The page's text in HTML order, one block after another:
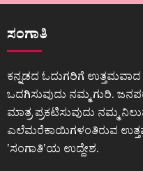
ಸಂಗಾತಿ
ಕನ್ನಡದ ಓದುಗರಿಗೆ ಉತ್ತಮವಾದ
ಒದಗಿಸುವುದು ನಮ್ಮ ಗುರಿ.
ಮಾತ್ರ ಪ್ರಕಟಿಸುವುದು ನಮ್ಮ
ಎಲೆಮರೆಕಾಯಿಗಳಂತಿರುವ
ʼಸಂಗಾತಿʼಯ ಉದ್ದೇಶ.